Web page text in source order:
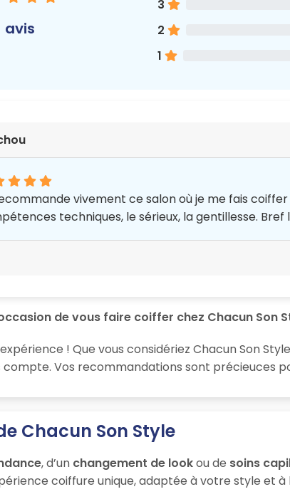
avis
3
2
1
vivement ce salon où je me fais
techniques, le sérieux, la gentillesse.
de vous faire coiffer chez Chacun Son
! Que vous considériez Chacun Son
Vos recommandations sont précieuces
Chacun Son Style
, d’un changement de lookou de soins
coiffure unique, adaptée à votre style et à